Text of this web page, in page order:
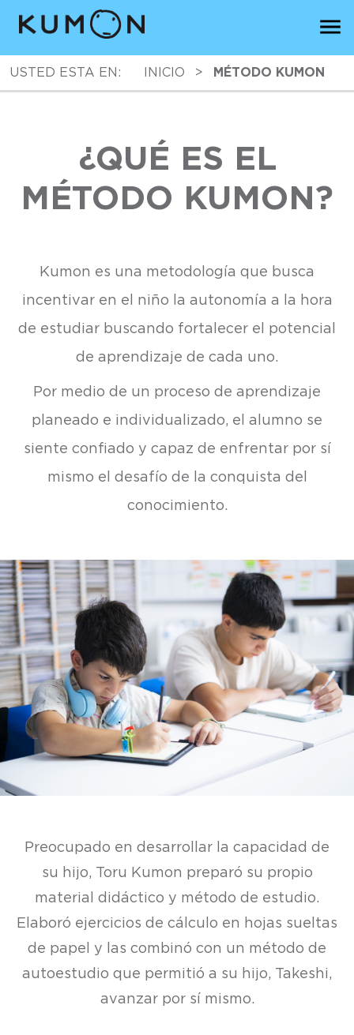
USTED ESTA EN: INICIO > MÉTODO KUMON
¿QUÉ ES EL
MÉTODO KUMON?
Kumon es una metodología que busca
incentivar en el niño la autonomía a la hora
de estudiar buscando fortalecer el potencial
de aprendizaje de cada uno.
Por medio de un proceso de aprendizaje
planeado e individualizado, el alumno se
siente confiado y capaz de enfrentar por sí
mismo el desafío de la conquista del
conocimiento.
Preocupado en desarrollar la capacidad de
su hijo, Toru Kumon preparó su propio
material didáctico y método de estudio.
Elaboró ejercicios de cálculo en hojas sueltas
de papel y las combinó con un método de
autoestudio que permitió a su hijo, Takeshi,
avanzar por sí mismo.